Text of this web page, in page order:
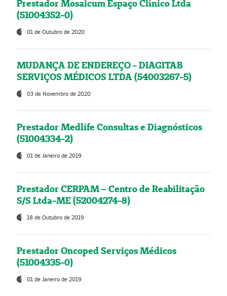
Prestador Mosaicum Espaço Clínico Ltda
(51004352-0)
01 de Outubro de 2020
MUDANÇA DE ENDEREÇO - DIAGITAB
SERVIÇOS MÉDICOS LTDA (54003267-5)
03 de Novembro de 2020
Prestador Medlife Consultas e Diagnósticos
(51004334-2)
01 de Janeiro de 2019
Prestador CERPAM – Centro de Reabilitação
S/S Ltda-ME (52004274-8)
18 de Outubro de 2019
Prestador Oncoped Serviços Médicos
(51004335-0)
01 de Janeiro de 2019